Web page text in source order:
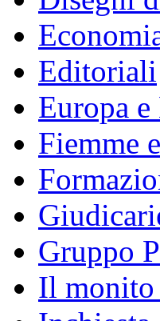
Editoriali
Europa
Fiemme
Gruppo
Il monito